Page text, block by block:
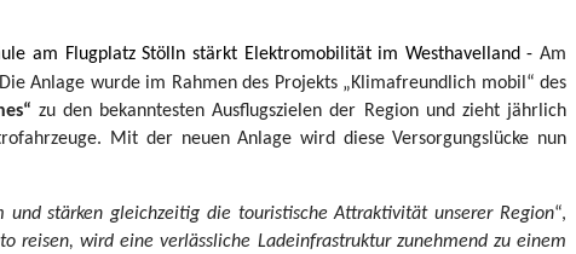
am Flugplatz Stölln stärkt Elektromobilität im Westhavelland - Am
Anlage wurde im Rahmen des Projekts „Klimafreundlich mobil“ des
zu den bekanntesten Ausflugszielen der Region und zieht jährlich
Mit der neuen Anlage wird diese Versorgungslücke nun
stärken gleichzeitig die touristische Attraktivität unserer Region“,
reisen, wird eine verlässliche Ladeinfrastruktur zunehmend zu einem